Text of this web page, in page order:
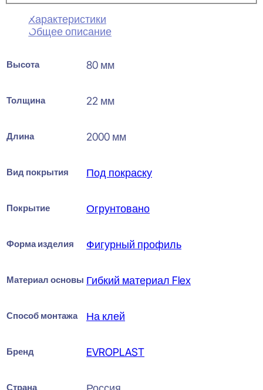
Характеристики
Общее описание
Высота 80 мм
Толщина 22 мм
Длина 2000 мм
Вид покрытия Под покраску
Покрытие Огрунтовано
Форма изделия Фигурный профиль
Материал основы Гибкий материал Flex
Способ монтажа На клей
Бренд EVROPLAST
Страна